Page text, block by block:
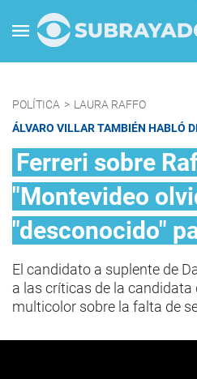
POLÍTICA > LAURA RAFFO
ÁLVARO VILLAR TAMBIÉN HABLÓ
Ferreri sobre
"Montevideo
"desconocido"
El candidato a suplente de
a las críticas de la candidata
multicolor sobre la falta de